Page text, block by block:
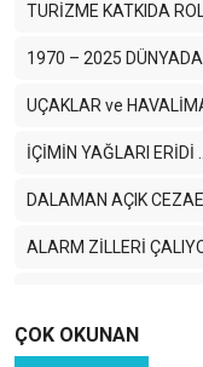
TURİZME KATKIDA
1970 – 2025 DÜNYADA
UÇAKLAR ve
İÇİMİN YAĞLARI ERİDİ
DALAMAN AÇIK
ALARM ZİLLERİ
ARTIK
SENİ SEÇİYOR !..
ÇOK OKUNAN